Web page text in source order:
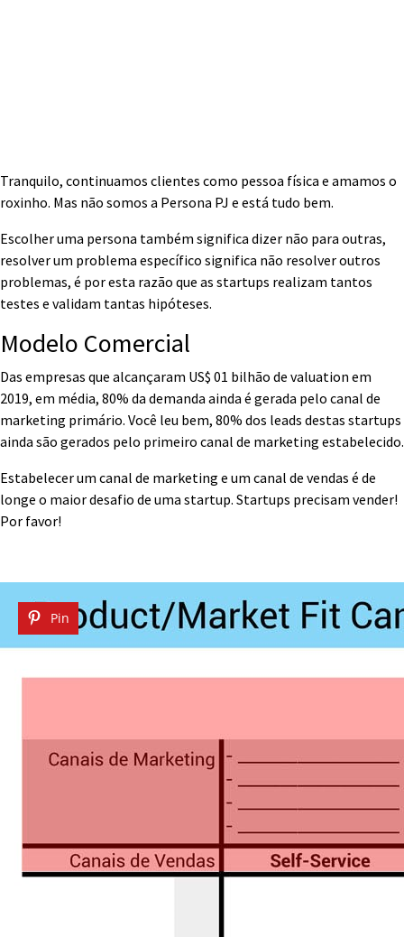
Tranquilo, continuamos clientes como pessoa física e amamos o
roxinho. Mas não somos a Persona PJ e está tudo bem.
Escolher uma persona também significa dizer não para outras,
resolver um problema específico significa não resolver outros
problemas, é por esta razão que as startups realizam tantos
testes e validam tantas hipóteses.
Modelo Comercial
Das empresas que alcançaram US$ 01 bilhão de valuation em
2019, em média, 80% da demanda ainda é gerada pelo canal de
marketing primário. Você leu bem, 80% dos leads destas startups
ainda são gerados pelo primeiro canal de marketing estabelecido.
Estabelecer um canal de marketing e um canal de vendas é de
longe o maior desafio de uma startup. Startups precisam vender!
Por favor!
Pin